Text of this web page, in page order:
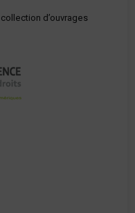
collection d’ouvrages